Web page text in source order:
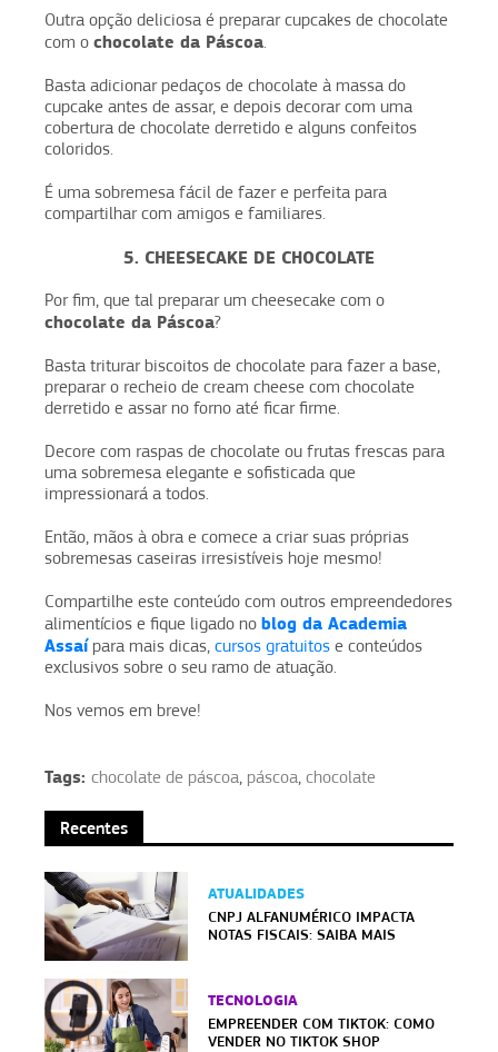
Outra opção deliciosa é preparar cupcakes de chocolate
com o chocolate da Páscoa.
Basta adicionar pedaços de chocolate à massa do
cupcake antes de assar, e depois decorar com uma
cobertura de chocolate derretido e alguns confeitos
coloridos.
É uma sobremesa fácil de fazer e perfeita para
compartilhar com amigos e familiares.
5. CHEESECAKE DE CHOCOLATE
Por fim, que tal preparar um cheesecake com o
chocolate da Páscoa?
Basta triturar biscoitos de chocolate para fazer a base,
preparar o recheio de cream cheese com chocolate
derretido e assar no forno até ficar firme.
Decore com raspas de chocolate ou frutas frescas para
uma sobremesa elegante e sofisticada que
impressionará a todos.
Então, mãos à obra e comece a criar suas próprias
sobremesas caseiras irresistíveis hoje mesmo!
Compartilhe este conteúdo com outros empreendedores
alimentícios e fique ligado no blog da Academia
Assaípara mais dicas, cursos gratuitos e conteúdos
exclusivos sobre o seu ramo de atuação.
Nos vemos em breve!
Tags: chocolate de páscoa, páscoa, chocolate
Recentes
ATUALIDADES
CNPJ ALFANUMÉRICO IMPACTA
NOTAS FISCAIS: SAIBA MAIS
TECNOLOGIA
EMPREENDER COM TIKTOK: COMO
VENDER NO TIKTOK SHOP